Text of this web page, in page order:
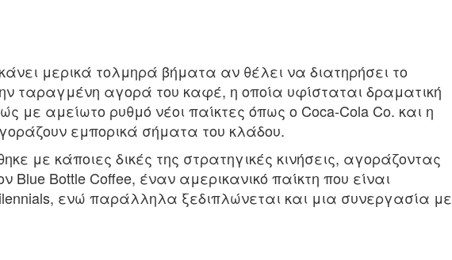
μερικά τολμηρά βήματα αν θέλει να διατηρήσει το
ταραγμένη αγορά του καφέ, η οποία υφίσταται δραματική
με αμείωτο ρυθμό νέοι παίκτες όπως ο Coca-Cola Co. και η
εμπορικά σήματα του κλάδου.
με κάποιες δικές της στρατηγικές κινήσεις, αγοράζοντας
Blue Bottle Coffee, έναν αμερικανικό παίκτη που είναι
ενώ παράλληλα ξεδιπλώνεται και μια συνεργασία με